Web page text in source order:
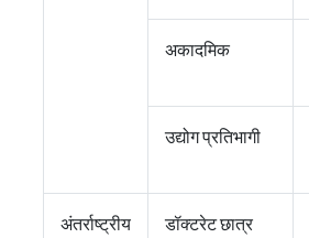
अकादमिक
उद्योग प्रतिभागी
अंतर्राष्ट्रीय डॉक्टरेट छात्र